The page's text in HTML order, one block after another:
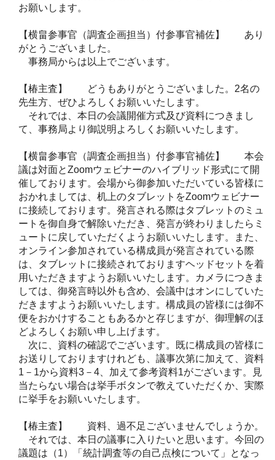
お願いします。
【横畠参事官（調査企画担当）付参事官補佐】 あり
がとうございました。
事務局からは以上でございます。
【椿主査】 どうもありがとうございました。2名の
先生方、ぜひよろしくお願いいたします。
それでは、本日の会議開催方式及び資料につきまし
て、事務局より御説明よろしくお願いいたします。
【横畠参事官（調査企画担当）付参事官補佐】 本会
議は対面とZoomウェビナーのハイブリッド形式にて開
催しております。会場から御参加いただいている皆様に
おかれましては、机上のタブレットをZoomウェビナー
に接続しております。発言される際はタブレットのミュ
ートを御自身で解除いただき、発言が終わりましたらミ
ュートに戻していただくようお願いいたします。また、
オンライン参加されている構成員が発言されている際
は、タブレットに接続されておりますヘッドセットを着
用いただきますようお願いいたします。カメラにつきま
しては、御発言時以外も含め、会議中はオンにしていた
だきますようお願いいたします。構成員の皆様には御不
便をおかけすることもあるかと存じますが、御理解のほ
どよろしくお願い申し上げます。
次に、資料の確認でございます。既に構成員の皆様に
お送りしておりますけれども、議事次第に加えて、資料
1－1から資料3－4、加えて参考資料1がございます。見
当たらない場合は挙手ボタンで教えていただくか、実際
に挙手をお願いいたします。
【椿主査】 資料、過不足ございませんでしょうか。
それでは、本日の議事に入りたいと思います。今回の
議題は（1）「統計調査等の自己点検について」となっ